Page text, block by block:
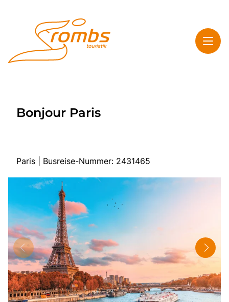
Highlights
Kontakt & Info
Mehrtagesreisen
Tagesreisen
Bus anmieten
Rombs Touristik
Kontakt & Info
Bonjour Paris
Paris | Busreise-Nummer: 2431465